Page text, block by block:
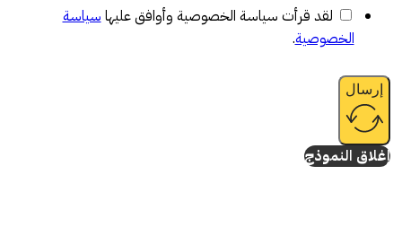
لقد قرأت سياسة الخصوصية وأوافق عليها سياسة
الخصوصية.
إرسال
إغلاق النموذج